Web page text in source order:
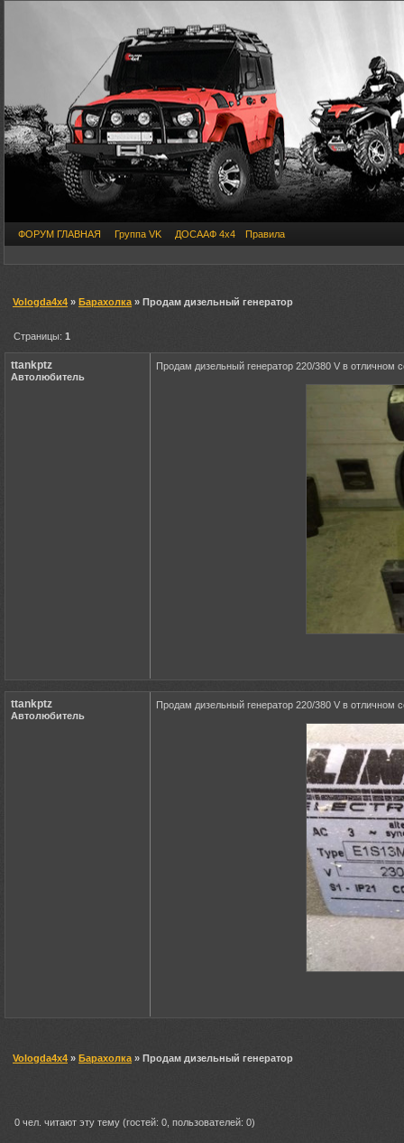
ФОРУМ ГЛАВНАЯ Группа VK ДОСААФ 4х4 Правила
Vologda4x4 » Барахолка » Продам дизельный генератор
Страницы:1
ttankptz
Автолюбитель
Продам дизельный генератор 220/380 V в отличном
ttankptz
Автолюбитель
Продам дизельный генератор 220/380 V в отличном
Vologda4x4 » Барахолка » Продам дизельный генератор
0 чел. читают эту тему (гостей: 0, пользователей: 0)